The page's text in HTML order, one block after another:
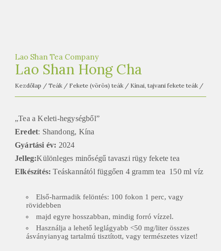
h
á
z
Lao Shan Tea Company
Lao Shan Hong Cha
Kezdőlap / Teák / Fekete (vörös) teák / Kínai, tajvani fekete teák /
„Tea a Keleti-hegységből”
Eredet: Shandong, Kína
Gyártási év: 2024
Jelleg:Különleges minőségű tavaszi rügy fekete tea
Elkészítés:Teáskannától függően 4 gramm tea 150 ml víz
Első-harmadik felöntés: 100 fokon 1 perc, vagy
rövidebben
majd egyre hosszabban, mindig forró vízzel.
Használja a lehető leglágyabb <50 mg/liter összes
ásványianyag tartalmú tisztított, vagy természetes vizet!